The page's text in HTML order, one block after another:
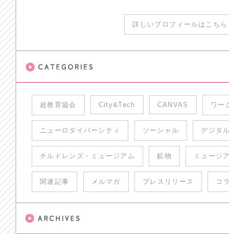
詳しいプロフィールはこち
超教育協会 City&Tech CANVAS ワー
ニューロダイバーシティ ソーシャル デジタ
チルドレンズ・ミュージアム 鉱物 ミュージ
関連記事 メルマガ プレスリリース コ